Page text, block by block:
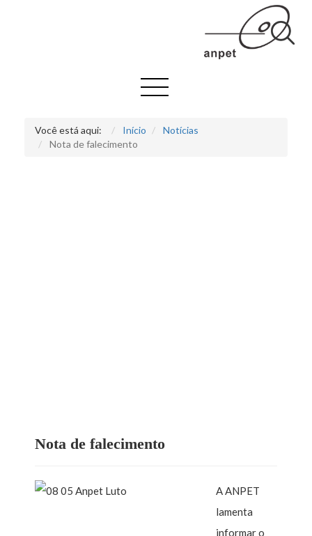
Você está aqui: Início
Notícias
Nota de falecimento
Nota de falecimento
A ANPET
lamenta
informar o